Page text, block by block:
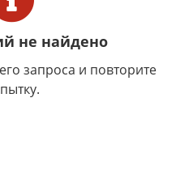
не найдено
запроса и повторите